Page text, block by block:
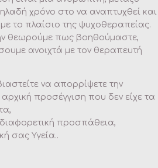
χρόνο στο να αναπτυχθεί και
το πλαίσιο της ψυχοθεραπείας.
θεωρούμε πως βοηθούμαστε,
ανοιχτά με τον θεραπευτή
να απορρίψετε την
προσέγγιση που δεν είχε τα
προσπάθεια,
σας Υγεία..